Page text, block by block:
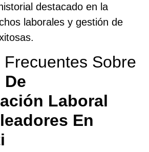
destacado en la
laborales y gestión de
Frecuentes Sobre
De
Laboral
En